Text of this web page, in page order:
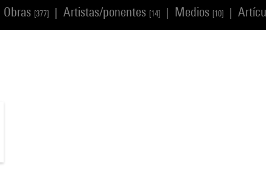
Obras [377] Artistas/ponentes [14] Medios [10]